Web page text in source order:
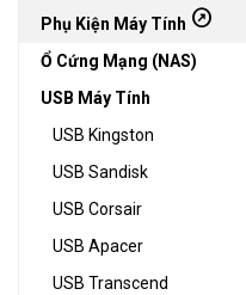
Phụ Kiện Máy Tính outbound
Ổ Cứng Mạng (NAS)
USB Máy Tính
USB Kingston
USB Sandisk
USB Corsair
USB Apacer
USB Transcend